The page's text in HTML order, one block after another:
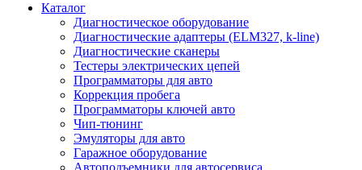
Каталог
Диагностическое оборудование
Диагностические адаптеры (ELM327, k-line)
Диагностические сканеры
Тестеры электрических цепей
Программаторы для авто
Коррекция пробега
Программаторы ключей авто
Чип-тюнинг
Эмуляторы для авто
Гаражное оборудование
Автоподъемники для автосервиса